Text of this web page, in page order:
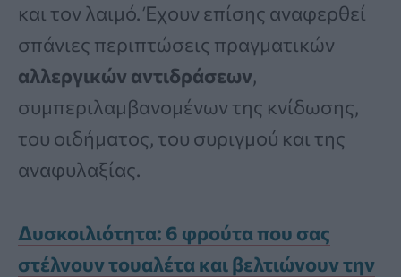
και τον λαιμό. Έχουν επίσης αναφερθεί
σπάνιες περιπτώσεις πραγματικών
αλλεργικών αντιδράσεων,
συμπεριλαμβανομένων της κνίδωσης,
του οιδήματος, του συριγμού και της
αναφυλαξίας.
Δυσκοιλιότητα: 6 φρούτα που σας
στέλνουν τουαλέτα και βελτιώνουν την